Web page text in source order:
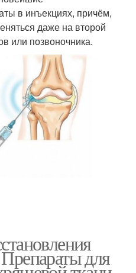
в инъекциях, причём,
даже на второй
или позвоночника.
для